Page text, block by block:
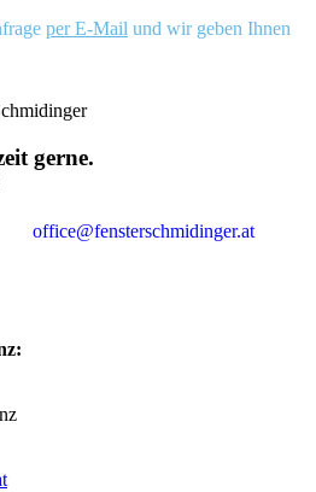
per E-Mail und wir geben Ihnen
gerne.
office@fensterschmidinger.at